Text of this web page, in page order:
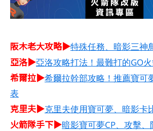
阪木老大攻略▶特殊任務、暗影三神
亞洛▶亞洛攻略打法！最難打的GO
希爾拉▶希爾拉幹部攻略！推薦寶可
表
克里夫▶克里夫使用寶可夢、暗影卡
火箭隊手下▶暗影寶可夢CP、攻擊